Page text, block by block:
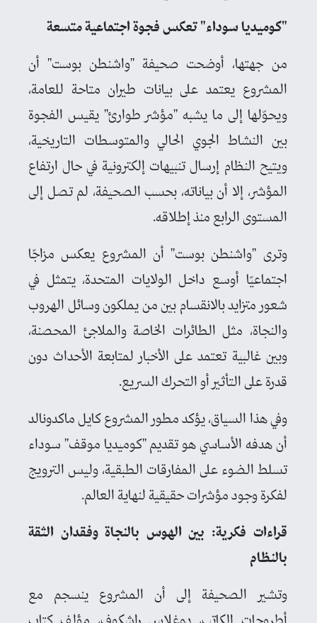
"كوميديا سوداء" تعكس فجوة اجتماعية متسعة
من جهتها، أوضحت صحيفة "واشنطن بوست" أن
المشروع يعتمد على بيانات طيران متاحة للعامة،
ويحوّلها إلى ما يشبه "مؤشر طوارئ" يقيس الفجوة
بين النشاط الجوي الحالي والمتوسطات التاريخية،
ويتيح النظام إرسال تنبيهات إلكترونية في حال ارتفاع
المؤشر، إلا أن بياناته، بحسب الصحيفة، لم تصل إلى
المستوى الرابع منذ إطلاقه.
وترى "واشنطن بوست" أن المشروع يعكس مزاجًا
اجتماعيًا أوسع داخل الولايات المتحدة، يتمثل في
شعور متزايد بالانقسام بين من يملكون وسائل الهروب
والنجاة، مثل الطائرات الخاصة والملاجئ المحصنة،
وبين غالبية تعتمد على الأخبار لمتابعة الأحداث دون
قدرة على التأثير أو التحرك السريع.
وفي هذا السياق، يؤكد مطور المشروع كايل ماكدونالد
أن هدفه الأساسي هو تقديم "كوميديا موقف" سوداء
تسلط الضوء على المفارقات الطبقية، وليس الترويج
لفكرة وجود مؤشرات حقيقية لنهاية العالم.
قراءات فكرية: بين الهوس بالنجاة وفقدان الثقة
بالنظام
وتشير الصحيفة إلى أن المشروع ينسجم مع